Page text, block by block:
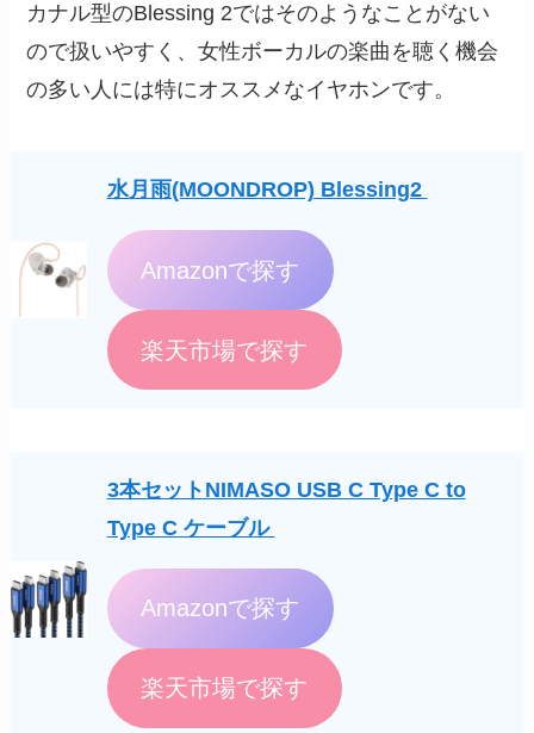
カナル型のBlessing 2ではそのようなことがない
ので扱いやすく、女性ボーカルの楽曲を聴く機会
の多い人には特にオススメなイヤホンです。
水月雨(MOONDROP) Blessing2
Amazonで探す
楽天市場で探す
3本セットNIMASO USB C Type C to
Type C ケーブル
Amazonで探す
楽天市場で探す